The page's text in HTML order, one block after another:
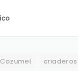
Cozumel